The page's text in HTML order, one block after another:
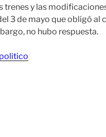
trenes y las
3 de mayo que obligó al
no hubo respuesta.